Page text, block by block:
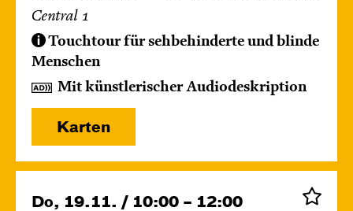
Central 1
Touchtour für sehbehinderte und blinde
Menschen
Mit künstlerischer Audiodeskription
Karten
Do, 19.11. / 10:00 – 12:00